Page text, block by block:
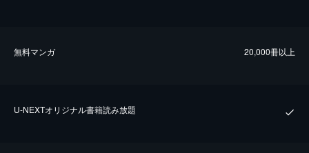
無料マンガ 20,000冊以上
U-NEXTオリジナル書籍読み放題